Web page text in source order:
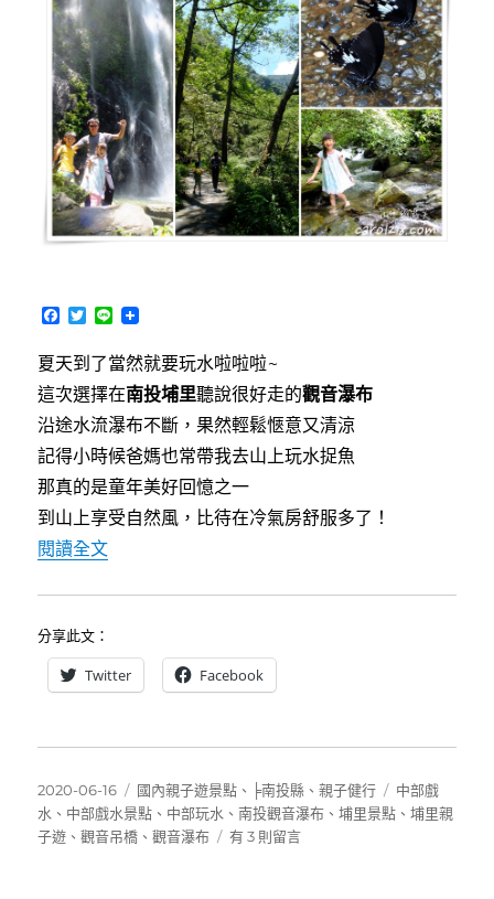
F
c
e
b
o
o
k
T
i
t
t
e
r
L
n
e
夏天到了當然就要玩水啦啦啦~
這次選擇在南投埔里聽說很好走的觀音瀑布
沿途水流瀑布不斷，果然輕鬆愜意又清涼
記得小時候爸媽也常帶我去山上玩水捉魚
那真的是童年美好回憶之一
到山上享受自然風，比待在冷氣房舒服多了！
閱讀全文〈[埔里]觀音瀑布~輕鬆好走又清涼的親水登山步
分享此文：
Twitter Facebook
發
佈
日
2020-06-16
分
類
國內親子遊景點 、 ╞南投縣 、親子健行
標
籤
中部戲
水 、 中部戲水景點 、 中部玩水 、南投觀音瀑布 、埔里景點 、埔里親
子遊 、觀音吊橋 、觀音瀑布
在
有 3 則留言